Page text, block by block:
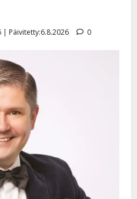
| Päivitetty:6.8.2026 0